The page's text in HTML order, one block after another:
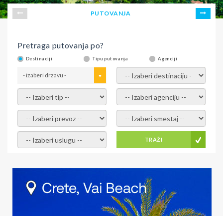
PUTOVANJA
Pretraga putovanja po?
Destinaciji Tipu putovanja Agenciji
- izaberi drzavu - - izaberi destinaciju -
- izaberi tip - - izaberi agenciju -
- izaberi prevoz - - Izaberite smestaj -
- Izaberite uslugu - TRAŽI